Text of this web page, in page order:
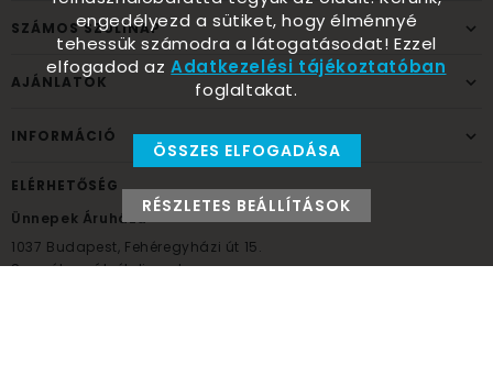
SZÁMOS SZÜLINAP
AJÁNLATOK
INFORMÁCIÓ
ELÉRHETŐSÉG
Ünnepek Áruháza
1037 Budapest, Fehéregyházi út 15.
Személyes átvételi pont
engedélyezd a sütiket, hogy élménnyé
tehessük számodra a látogatásodat! Ezzel
elfogadod azAdatkezelési tájékoztatóban
foglaltakat.
ÖSSZES ELFOGADÁSA
RÉSZLETES BEÁLLÍTÁSOK